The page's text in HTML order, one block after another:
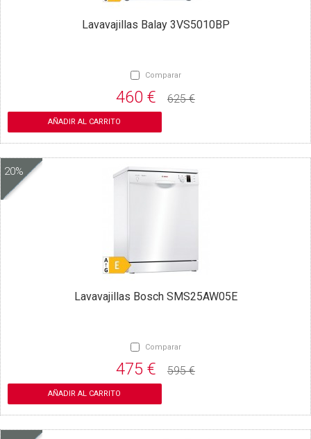
Lavavajillas Balay 3VS5010BP
Comparar
460 € 625 €
AÑADIR AL CARRITO
20%
Lavavajillas Bosch SMS25AW05E
Comparar
475 € 595 €
AÑADIR AL CARRITO